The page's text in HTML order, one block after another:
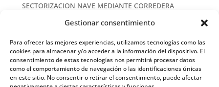
Gestionar consentimiento
Para ofrecer las mejores experiencias, utilizamos tecnologías como las
cookies para almacenar y/o acceder a la información del dispositivo. El
consentimiento de estas tecnologías nos permitirá procesar datos
como el comportamiento de navegación o las identificaciones únicas
en este sitio. No consentir o retirar el consentimiento, puede afectar
SECTORIZACION NAVE MEDIANTE CORREDERA
CORREDERA CORTAFUEGOS
FRANJA CORTAFUEGOS
TRASDOSADO CORTAFUEGOS EI 120
MUSEO BELLAS ARTES CONDUCTOS CORTAFUEGOS